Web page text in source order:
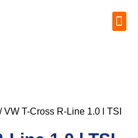
VW T-Cross R-Line 1.0 l TSI